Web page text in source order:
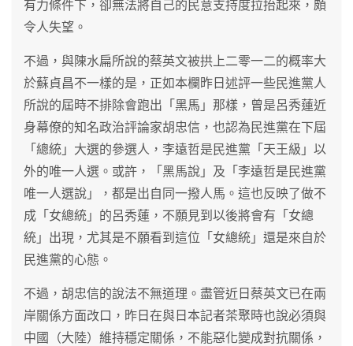
有力條件下，卻無法將自己的民意支持度拉抬起來，頗
令人失望。
不過，與陳水扁所說的蔡英文被拱上二零一二的概率大
於蘇貞昌不一樣的是，正如本欄昨日述評一些民進黨人
所說的屆時不排除會跑出「黑馬」那樣，曾是呂秀蓮近
身幕僚的知名政治評論家胡忠信，也認為民進黨在下屆
「總統」大選的參選人，李遠哲是民進黨「天王級」以
外的唯一人選。或許，「黑馬說」及「李遠哲是民進黨
唯一人選說」，都是出自同一撥人馬。這也反映了做不
成「女總統」的呂秀蓮，不願見到以後將會有「女總
統」出現，尤其是不願看到這位「女總統」還是來自於
民進黨的心態。
不過，胡忠信的說法不無道理。盡管近日蔡英文已在兩
岸關係方面改口，昨日在與日本記者茶聚時也說必須與
中國（大陸）維持穩定關係，不能惡化變成對抗關係，